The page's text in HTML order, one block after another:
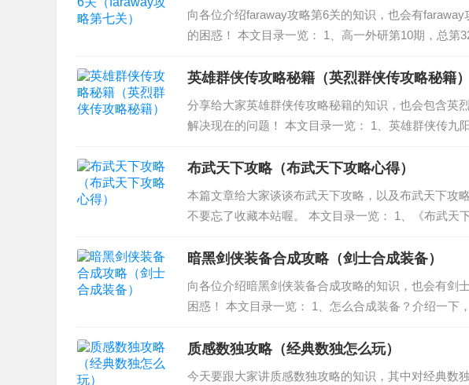
向各位介绍faraway攻略第6关的知识，也会有
的困惑！ 本文目录一览： 1、高一外研第10期，总第
关于幸田来未 4、sofaraway没有进billboard榜单 5、
英雄群侠传攻略秘籍（英烈群侠传攻略秘籍）
分享给大家英雄群侠传攻略秘籍的知识，也会包含英
解决现在的问题！ 本文目录一览： 1、英雄群侠传九
怎么学 3、英雄群侠传2怎么当皇帝 4、英雄群侠传狄
雄群侠传九阳神...
布武天下攻略（布武天下攻略心得）
本篇文章给大家谈谈布武天下攻略，以及布武天下攻
不要忘了收藏本站喔。 本文目录一览： 1、《布武天
武ak版全攻略。绝对给分~大致说下重要的跟开头！
攻略 新手怎么玩...
暗黑剑侠装备合成攻略（剑士合成装备）
向各位介绍暗黑剑侠装备合成攻略的知识，也会有剑
困惑！ 本文目录一览： 1、怎么合成装备？介绍一下
备合成问题 4、暗黑3天神传装备合成攻略心得 5、暗
下，完全...
质感数独攻略（经典数独怎么玩）
今天要跟大家讲质感数独攻略的知识，其中对经典数